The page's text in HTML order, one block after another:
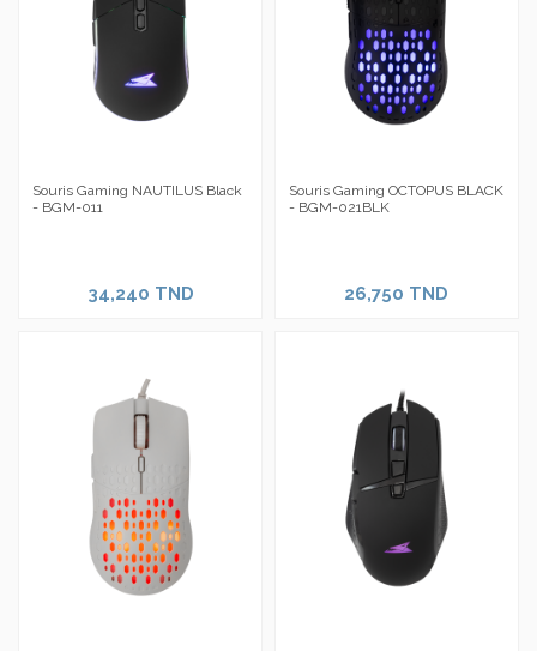
Souris Gaming NAUTILUS Black
- BGM-011
34,240 TND
Souris Gaming OCTOPUS BLACK
- BGM-021BLK
26,750 TND